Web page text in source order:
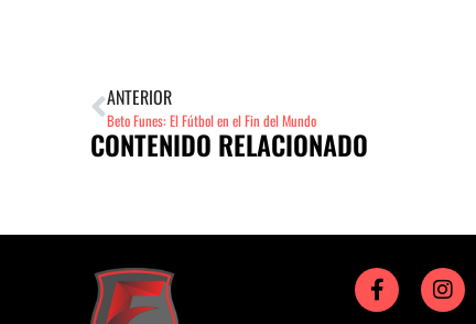
ANTERIOR
Beto Funes: El Fútbol en el Fin del Mundo
CONTENIDO RELACIONADO